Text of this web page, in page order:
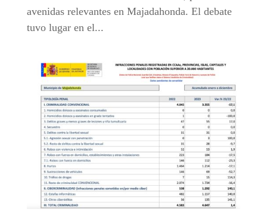
avenidas relevantes en Majadahonda. El debate
tuvo lugar en el...